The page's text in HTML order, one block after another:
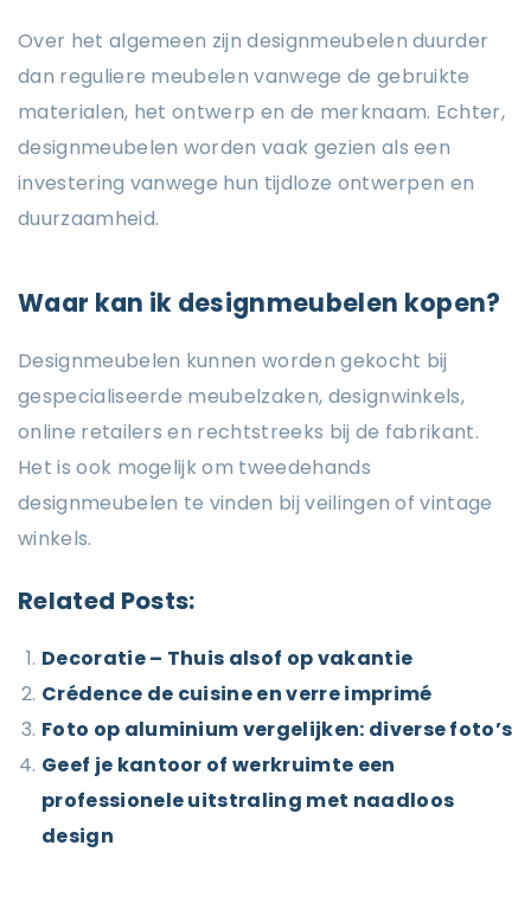
Over het algemeen zijn designmeubelen duurder
dan reguliere meubelen vanwege de gebruikte
materialen, het ontwerp en de merknaam. Echter,
designmeubelen worden vaak gezien als een
investering vanwege hun tijdloze ontwerpen en
duurzaamheid.
Waar kan ik designmeubelen kopen?
Designmeubelen kunnen worden gekocht bij
gespecialiseerde meubelzaken, designwinkels,
online retailers en rechtstreeks bij de fabrikant.
Het is ook mogelijk om tweedehands
designmeubelen te vinden bij veilingen of vintage
winkels.
Related Posts:
Decoratie – Thuis alsof op vakantie
Crédence de cuisine en verre imprimé
Foto op aluminium vergelijken: diverse foto’s
Geef je kantoor of werkruimte een
professionele uitstraling met naadloos
design